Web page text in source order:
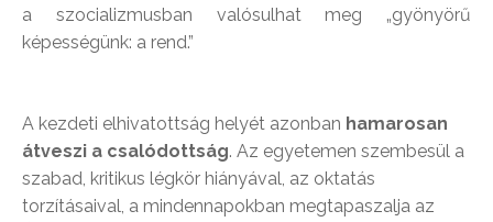
a szocializmusban valósulhat meg „gyönyörű
képességünk: a rend.”
A kezdeti elhivatottság helyét azonban hamarosan
átveszi a csalódottság. Az egyetemen szembesül a
szabad, kritikus légkör hiányával, az oktatás
torzításaival, a mindennapokban megtapaszalja az